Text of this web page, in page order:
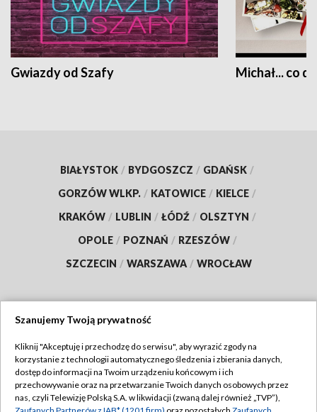
Gwiazdy od Szafy Michał... co
BIAŁYSTOK / BYDGOSZCZ / GDAŃSK /
GORZÓW WLKP. / KATOWICE / KIELCE /
KRAKÓW / LUBLIN / ŁÓDŹ / OLSZTYN /
OPOLE / POZNAŃ / RZESZÓW /
SZCZECIN / WARSZAWA / WROCŁAW
TVP
Abonament TVP
Emisja w TVP
Regulamin TVP
Szanujemy Twoją prywatność
Kliknij "Akceptuję i przechodzę do serwisu", aby wyrazić zgody na
korzystanie z technologii automatycznego śledzenia i zbierania danych,
dostęp do informacji na Twoim urządzeniu końcowym i ich
przechowywanie oraz na przetwarzanie Twoich danych osobowych przez
nas, czyli Telewizję Polską S.A. w likwidacji (zwaną dalej również „TVP”),